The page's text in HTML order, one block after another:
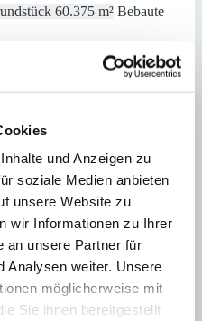
und Anzeigen zu
soziale Medien anbieten
unsere Website zu
wir Informationen zu Ihrer
an unsere Partner für
Analysen weiter. Unsere
möglicherweise mit
Sie ihnen bereitgestellt
60.375 m² Bebaute
2.368 m²
Bebaute
2.368 m² Bebaute
Baujahr 2012